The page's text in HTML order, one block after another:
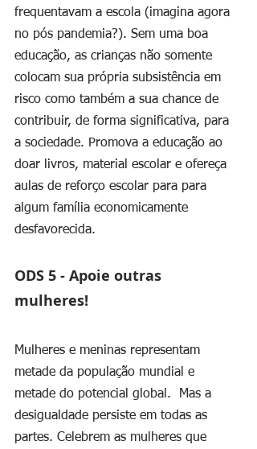
frequentavam a escola (imagina agora
no pós pandemia?). Sem uma boa
educação, as crianças não somente
colocam sua própria subsistência em
risco como também a sua chance de
contribuir, de forma significativa, para
a sociedade. Promova a educação ao
doar livros, material escolar e ofereça
aulas de reforço escolar para para
algum família economicamente
desfavorecida.
ODS 5 - Apoie outras
mulheres!
Mulheres e meninas representam
metade da população mundial e
metade do potencial global.  Mas a
desigualdade persiste em todas as
partes. Celebrem as mulheres que